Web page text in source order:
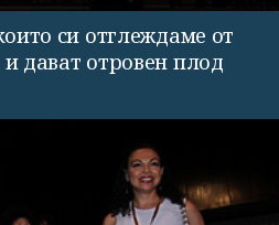
си отглеждаме от
дават отровен плод